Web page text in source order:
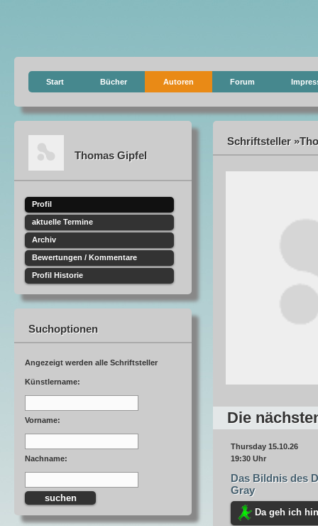
Start Bücher Autoren Forum
Thomas Gipfel
Profil
aktuelle Termine
Archiv
Bewertungen / Kommentare
Profil Historie
Suchoptionen
Angezeigt werden alle Schriftsteller
Künstlername:
Vorname:
Nachname:
Schriftsteller
Die
Thursday 15.10.26
19:30 Uhr
Das Bildnis des
Gray
Da geh ich